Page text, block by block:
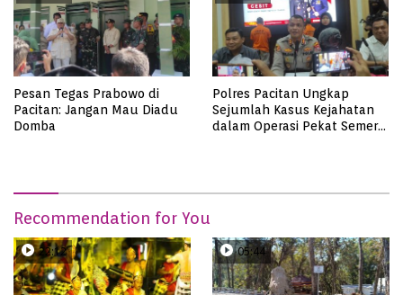
Pesan Tegas Prabowo di
Pacitan: Jangan Mau Diadu
Domba
Polres Pacitan Ungkap
Sejumlah Kasus Kejahatan
dalam Operasi Pekat Semeru
Recommendation for You
22:12 05:44